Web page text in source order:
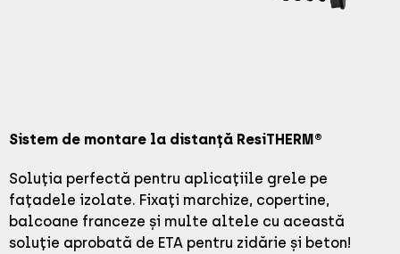
Sistem de montare la distanță ResiTHERM®
Soluția perfectă pentru aplicațiile grele pe
fațadele izolate. Fixați marchize, copertine,
balcoane franceze și multe altele cu această
soluție aprobată de ETA pentru zidărie și beton!